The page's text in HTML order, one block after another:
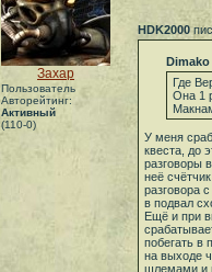
Захар
Пользователь
Авторейтинг:
Активный
(110-0)
HDK2000
Dimako
Где
Она 1
У меня
квеста, до
разговоры
неё
разговора
в подвал
Ещё и при
побегать в
на выходе
шлемами и